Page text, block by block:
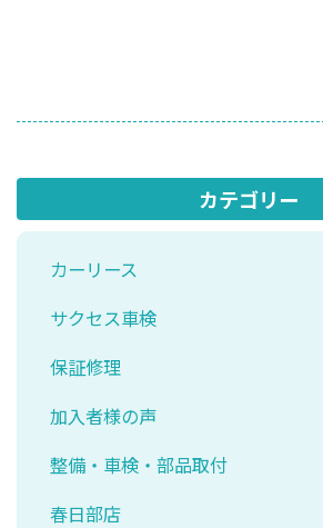
カテゴリー
カーリース
サクセス車検
保証修理
加入者様の声
整備・車検・部品取付
春日部店